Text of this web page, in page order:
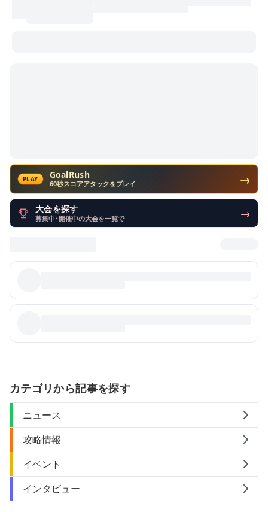
PLAY GoalRush
60秒スコアアタックをプレイ →
大会を探す
募集中・開催中の大会を一覧で →
カテゴリから記事を探す
ニュース
攻略情報
イベント
インタビュー